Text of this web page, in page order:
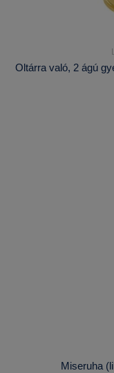
Oltárra való, 2 ágú
Miseruha